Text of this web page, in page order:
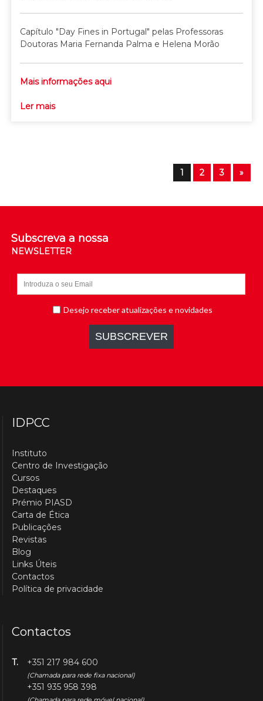
Capítulo "Day Fines in Portugal" pelas Professoras
Doutoras Maria Fernanda Palma e Helena Morão
Mais informações aqui
Ler mais
1 2 3 »
Subscreva a nossa
NEWSLETTER
IDPCC
Instituto
Centro de Investigação
Cursos
Destaques
Prémio PIASD
Carta de Ética
Publicações
Revistas
Blog
Links Úteis
Contactos
Política de privacidade
Contactos
T. +351 217 984 600
(Chamada para rede fixa nacional)
+351 935 958 398